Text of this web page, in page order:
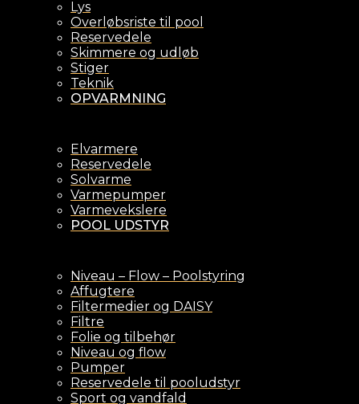
Lys
Overløbsriste til pool
Reservedele
Skimmere og udløb
Stiger
Teknik
OPVARMNING
Elvarmere
Reservedele
Solvarme
Varmepumper
Varmevekslere
POOL UDSTYR
Niveau – Flow – Poolstyring
Affugtere
Filtermedier og DAISY
Filtre
Folie og tilbehør
Niveau og flow
Pumper
Reservedele til pooludstyr
Sport og vandfald